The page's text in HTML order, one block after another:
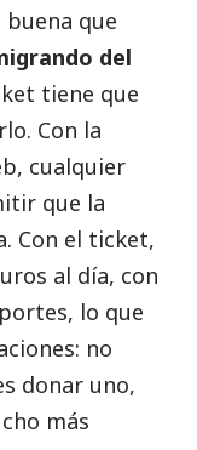
que
del
tiene que
Con la
cualquier
que la
Con el ticket,
al día, con
lo que
no
donar uno,
más